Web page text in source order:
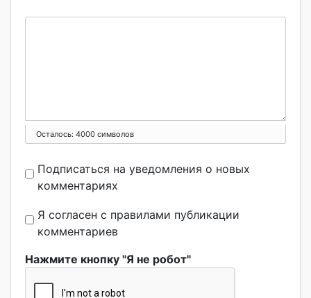
Осталось: 4000 символов
Подписаться на уведомления о новых
комментариях
Я согласен с правилами публикации
комментариев
Нажмите кнопку "Я не робот"